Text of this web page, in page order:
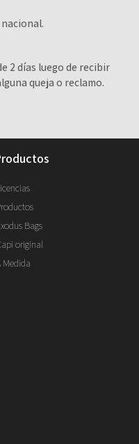
2 días luego de recibir
queja o reclamo.
productos
Bags
original
Medida